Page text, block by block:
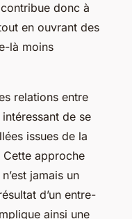
donc à
en ouvrant des
là moins
relations entre
de se
issues de la
approche
jamais un
d’un entre-
ainsi une